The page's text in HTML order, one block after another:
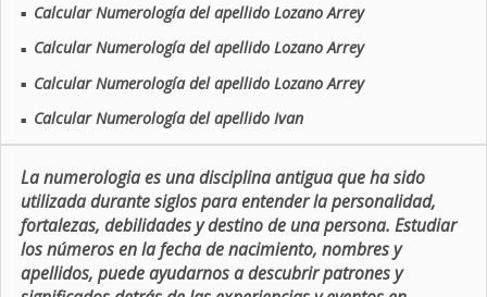
■ Calcular Numerología del apellido Lozano Arrey
■ Calcular Numerología del apellido Lozano Arrey
■ Calcular Numerología del apellido Lozano Arrey
■ Calcular Numerología del apellido Ivan
La numerologia es una disciplina antigua que ha sido
utilizada durante siglos para entender la personalidad,
fortalezas, debilidades y destino de una persona. Estudiar
los números en la fecha de nacimiento, nombres y
apellidos, puede ayudarnos a descubrir patrones y